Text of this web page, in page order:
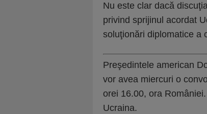
Nu este clar dacă
privind sprijinul acordat
soluţionări diplomatice a
Preşedintele american
vor avea miercuri o
orei 16.00, ora
Ucraina.